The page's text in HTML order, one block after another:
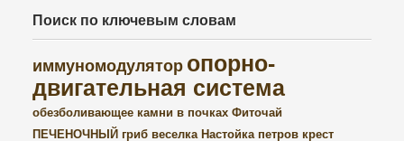
Поиск по ключевым словам
иммуномодулятор опорно-
двигательная система
обезболивающее камни в почках Фиточай
ПЕЧЕНОЧНЫЙ гриб веселка Настойка петров крест